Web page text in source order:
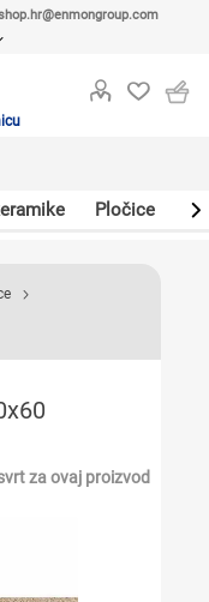
Pločice
za ovaj proizvod